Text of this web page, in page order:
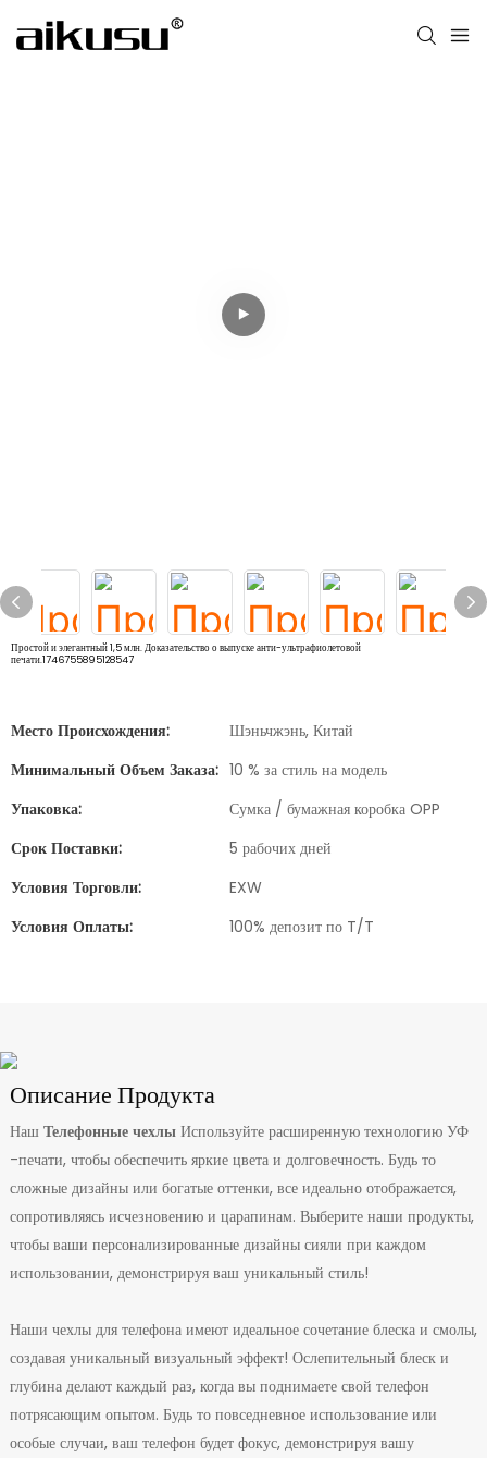
Простой и элегантный 1,5 млн. Доказательство о выпуске анти-ультрафиолетовой
печати.1746755895128547
Место Происхождения:
Шэньчжэнь, Китай
Минимальный Объем Заказа: 10 % за стиль на модель
Упаковка:
Сумка / бумажная коробка OPP
Срок Поставки:
5 рабочих дней
Условия Торговли:
EXW
Условия Оплаты:
100% депозит по T/T
Описание Продукта
Наш Телефонные чехлыИспользуйте расширенную технологию УФ
-печати, чтобы обеспечить яркие цвета и долговечность. Будь то
сложные дизайны или богатые оттенки, все идеально отображается,
сопротивляясь исчезновению и царапинам. Выберите наши продукты,
чтобы ваши персонализированные дизайны сияли при каждом
использовании, демонстрируя ваш уникальный стиль!
Наши чехлы для телефона имеют идеальное сочетание блеска и смолы,
создавая уникальный визуальный эффект! Ослепительный блеск и
глубина делают каждый раз, когда вы поднимаете свой телефон
потрясающим опытом. Будь то повседневное использование или
особые случаи, ваш телефон будет фокус, демонстрируя вашу